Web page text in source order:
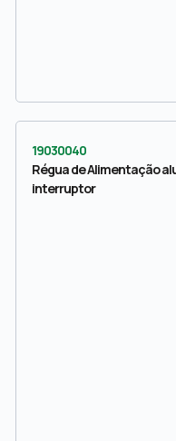
19030040
Régua de Alimentação
interruptor